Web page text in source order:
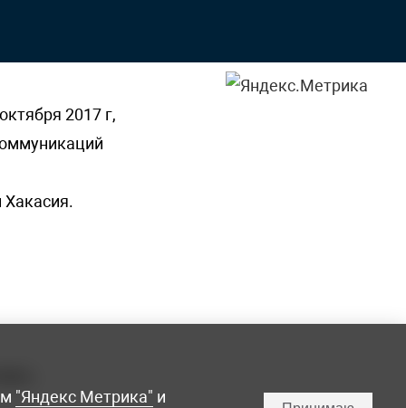
2017 г,
Хакасия.
"Яндекс Метрика" и